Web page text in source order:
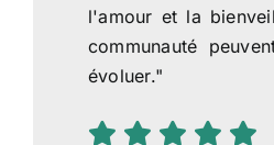
l'amour et la
communauté
évoluer."